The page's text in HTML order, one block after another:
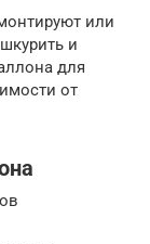
или
и
для
от